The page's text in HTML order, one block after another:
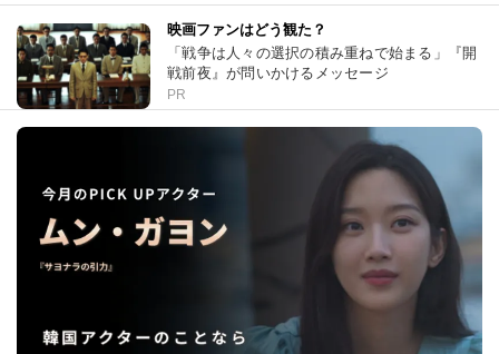
映画ファンはどう観た？
「戦争は人々の選択の積み重ねで始まる」『開
戦前夜』が問いかけるメッセージ
PR